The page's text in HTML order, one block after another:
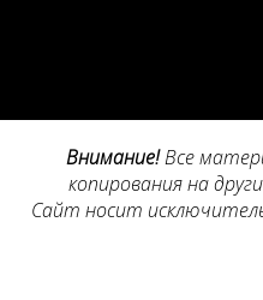
Внимание!Все
копирования на
Сайт носит